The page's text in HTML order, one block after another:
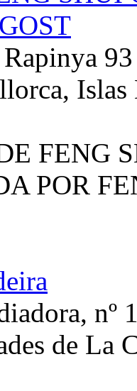
93
Islas
FENG
POR
nº
de La